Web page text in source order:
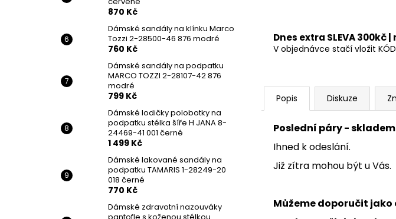
870 Kč
Dámské sandály na klínku Marco
Tozzi 2-28500-46 876 modré
760 Kč
Dámské sandály na podpatku
MARCO TOZZI 2-28107-42 876
modré
799 Kč
Dámské lodičky polobotky na
podpatku stélka šíře H JANA 8-
24469-41 001 černé
1 499 Kč
Dámské lakované sandály na
podpatku TAMARIS 1-28249-20
018 černé
770 Kč
Dámské zdravotní nazouváky
Dnes extra SLEVA 300kč |
V objednávce stačí vložit
Popis Diskuze
Poslední páry -
Ihned k odeslání.
Již zítra mohou být u Vás.
Můžeme doporučit